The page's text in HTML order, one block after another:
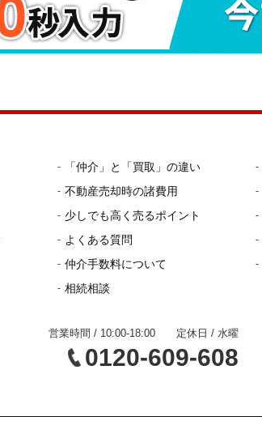
「仲介」と「買取」の違い
不動産売却時の諸費用
少しでも高く売るポイント
よくある質問
仲介手数料について
相続相談
営業時間 / 10:00-18:00 定休日 / 水曜
0120-609-608